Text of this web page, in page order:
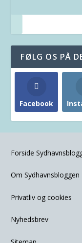
FØLG OS PÅ
Facebook
Forside
Om Sydhavnsbloggen
Privatliv og cookies
Nyhedsbrev